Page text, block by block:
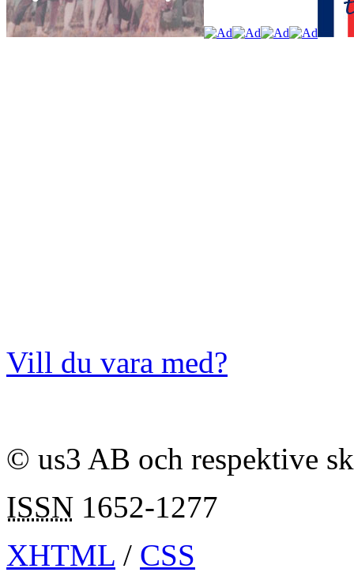
Vill du vara med?
© us3 AB och respektive
ISSN 1652-1277
XHTML / CSS